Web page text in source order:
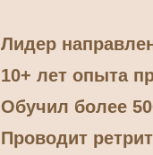
Проводит
Обучил более
10+ лет опыта
Лидер